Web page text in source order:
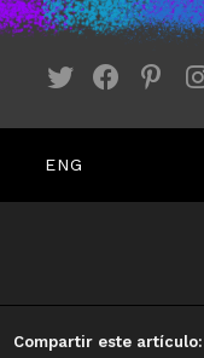
ENG
Compartir este artículo: